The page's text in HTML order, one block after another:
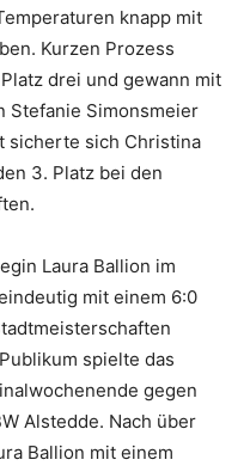
knapp mit
Kurzen Prozess
drei und gewann mit
Stefanie Simonsmeier
sicherte sich Christina
3. Platz bei den
Laura Ballion im
mit einem 6:0
spielte das
gegen
Alstedde. Nach über
Ballion mit einem